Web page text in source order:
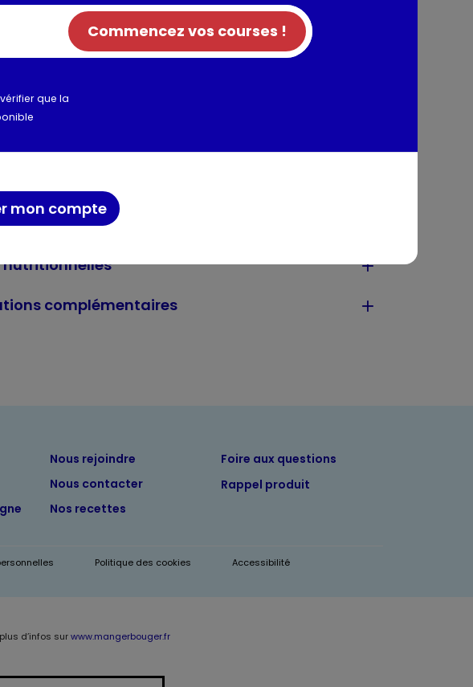
et conservation
Blé (15%), Farine de soja, Maïs, Farine de protéines de maïs,
blé, Graisses animales, Pulpe de betterave déshydratée, Racine
séchée (2%), Fibres végétales séchées, Substances minérales,
nutritionnels: UI/kg: Vit A: 34000; Vit D3: 1100; Vit E: 400;
140; Taurine: 700; Sulfate de fer (II) monohydraté: (Fe: 110);
manganeux monohydraté: (Mn: 40); Sulfate de zinc
nutritionnelles
complémentaires
Nous rejoindre
Nous contacter
Nos recettes
Foire aux questions
Rappel produit
Politique des cookies Accessibilité
d’infos surwww.mangerbouger.fr
Commencez vos courses !
que la
mon compte